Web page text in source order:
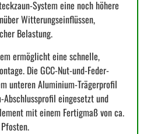
System eine noch höhere
Witterungseinflüssen,
Belastung.
ermöglicht eine schnelle,
Die GCC-Nut-und-Feder-
unteren Aluminium-Trägerprofil
eingesetzt und
mit einem Fertigmaß von ca.